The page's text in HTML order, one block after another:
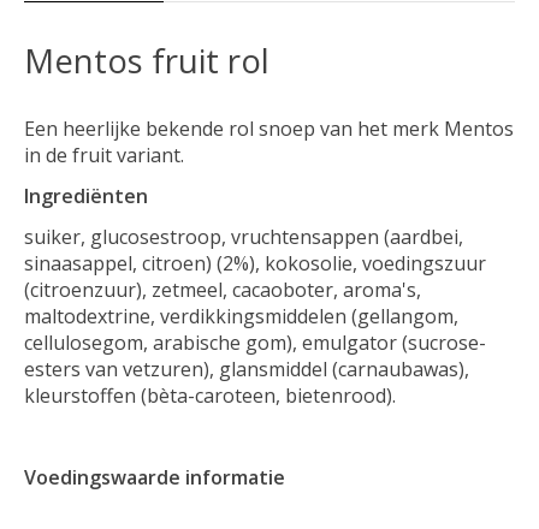
Mentos fruit rol
Een heerlijke bekende rol snoep van het merk Mentos
in de fruit variant.
Ingrediënten
suiker, glucosestroop, vruchtensappen (aardbei,
sinaasappel, citroen) (2%), kokosolie, voedingszuur
(citroenzuur), zetmeel, cacaoboter, aroma's,
maltodextrine, verdikkingsmiddelen (gellangom,
cellulosegom, arabische gom), emulgator (sucrose-
esters van vetzuren), glansmiddel (carnaubawas),
kleurstoffen (bèta-caroteen, bietenrood).
Voedingswaarde informatie